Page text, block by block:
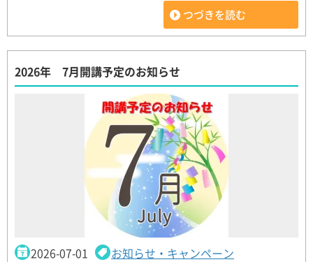
つづきを読む
2026年 7月開講予定のお知らせ
2026-07-01 お知らせ・キャンペーン